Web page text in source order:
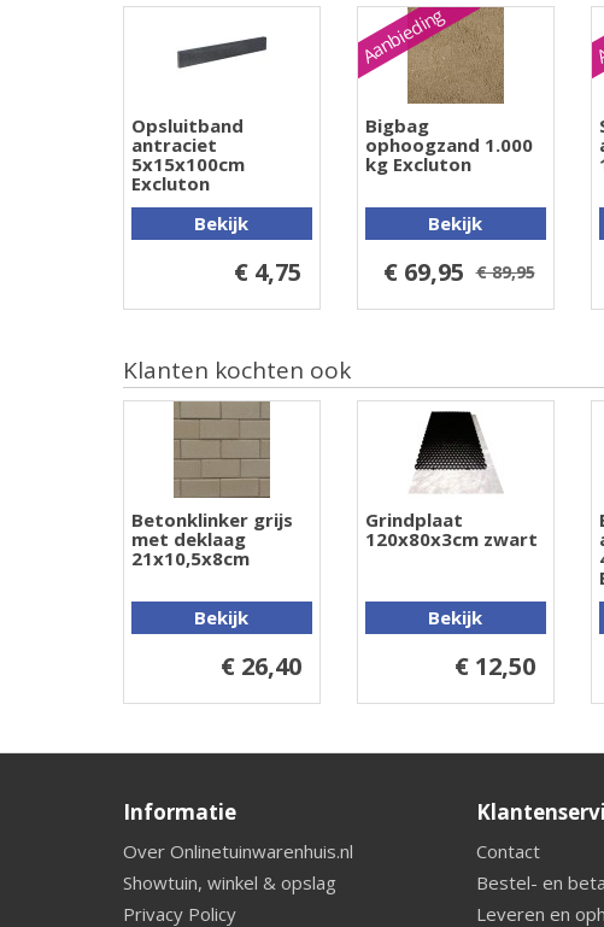
Opsluitband
antraciet
5x15x100cm
Excluton
Bekijk
€ 4,75
Aanbieding
Bigbag
ophoogzand 1.000
kg Excluton
Bekijk
€ 69,95 € 89,95
Klanten kochten ook
Betonklinker grijs
met deklaag
21x10,5x8cm
Bekijk
€ 26,40
Grindplaat
120x80x3cm zwart
Bekijk
€ 12,50
Informatie
Over Onlinetuinwarenhuis.nl
Showtuin, winkel & opslag
Privacy Policy
Contact
Bestel- en
Leveren en